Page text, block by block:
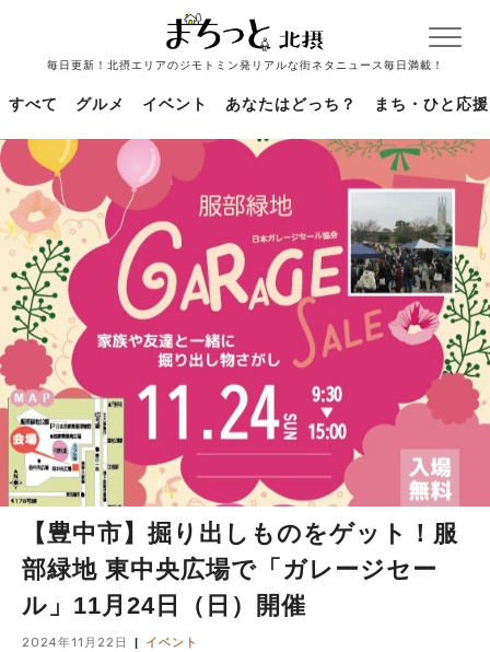
毎日更新！北摂エリアのジモトミン発リアルな街ネタニュース毎日満載！
すべて グルメ イベント あなたはどっち？ まち・ひと応援
【豊中市】掘り出しものをゲット！服
部緑地 東中央広場で「ガレージセー
ル」11月24日（日）開催
2024年11月22日 イベント